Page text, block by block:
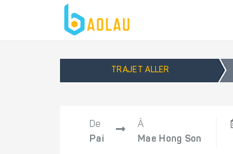
TRAJET ALLER
De
Pai
À
Mae Hong Son